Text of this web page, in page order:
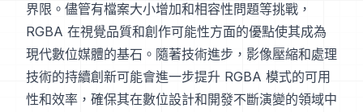
界限。儘管有檔案大小增加和相容性問題等挑戰，
RGBA 在視覺品質和創作可能性方面的優點使其成為
現代數位媒體的基石。隨著技術進步，影像壓縮和處理
技術的持續創新可能會進一步提升 RGBA 模式的可用
性和效率，確保其在數位設計和開發不斷演變的領域中